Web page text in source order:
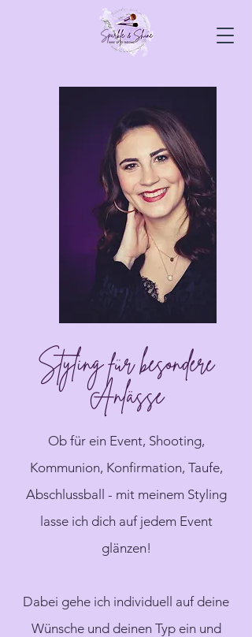
Styling für besondere
Anlässe
Ob für ein Event, Shooting,
Kommunion, Konfirmation, Taufe,
Abschlussball - mit meinem Styling
lasse ich dich auf jedem Event
glänzen!
Dabei gehe ich individuell auf deine
Wünsche und deinen Typ ein und